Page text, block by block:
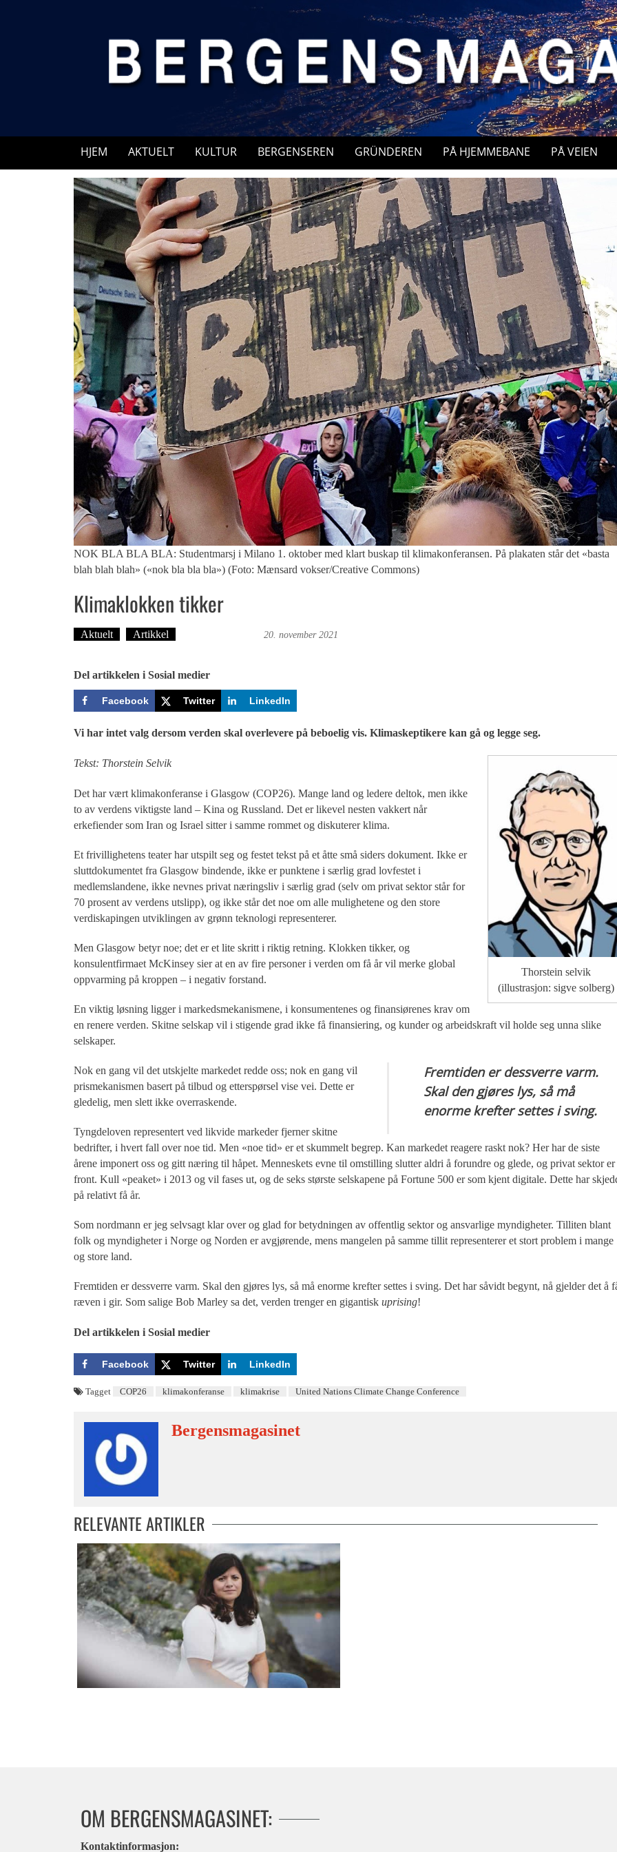
HJEM AKTUELT KULTUR BERGENSEREN GRÜNDEREN PÅ HJEMMEBANE PÅ VEIEN
NOK BLA BLA BLA: Studentmarsj i Milano 1. oktober med klart buskap til klimakonferansen. På plakaten står det «basta
blah blah blah» («nok bla bla bla») (Foto: Mænsard vokser/Creative Commons)
Klimaklokken tikker
Aktuelt Artikkel 20. november 2021
Del artikkelen i Sosial medier
Facebook Twitter LinkedIn
Vi har intet valg dersom verden skal overlevere på beboelig vis. Klimaskeptikere kan gå og legge seg.
Thorstein selvik
(illustrasjon: sigve solberg)
Tekst: Thorstein Selvik
Det har vært klimakonferanse i Glasgow (COP26). Mange land og ledere deltok, men ikke
to av verdens viktigste land – Kina og Russland. Det er likevel nesten vakkert når
erkefiender som Iran og Israel sitter i samme rommet og diskuterer klima.
Et frivillighetens teater har utspilt seg og festet tekst på et åtte små siders dokument. Ikke er
sluttdokumentet fra Glasgow bindende, ikke er punktene i særlig grad lovfestet i
medlemslandene, ikke nevnes privat næringsliv i særlig grad (selv om privat sektor står for
70 prosent av verdens utslipp), og ikke står det noe om alle mulighetene og den store
verdiskapingen utviklingen av grønn teknologi representerer.
Men Glasgow betyr noe; det er et lite skritt i riktig retning. Klokken tikker, og
konsulentfirmaet McKinsey sier at en av fire personer i verden om få år vil merke global
oppvarming på kroppen – i negativ forstand.
En viktig løsning ligger i markedsmekanismene, i konsumentenes og finansiørenes krav om
en renere verden. Skitne selskap vil i stigende grad ikke få finansiering, og kunder og arbeidskraft vil holde seg unna slike
selskaper.
Fremtiden er dessverre varm.
Skal den gjøres lys, så må
enorme krefter settes i sving.
Nok en gang vil det utskjelte markedet redde oss; nok en gang vil
prismekanismen basert på tilbud og etterspørsel vise vei. Dette er
gledelig, men slett ikke overraskende.
Tyngdeloven representert ved likvide markeder fjerner skitne
bedrifter, i hvert fall over noe tid. Men «noe tid» er et skummelt begrep. Kan markedet reagere raskt nok? Her har de siste
årene imponert oss og gitt næring til håpet. Menneskets evne til omstilling slutter aldri å forundre og glede, og privat sektor
front. Kull «peaket» i 2013 og vil fases ut, og de seks største selskapene på Fortune 500 er som kjent digitale. Dette har
på relativt få år.
Som nordmann er jeg selvsagt klar over og glad for betydningen av offentlig sektor og ansvarlige myndigheter. Tilliten blant
folk og myndigheter i Norge og Norden er avgjørende, mens mangelen på samme tillit representerer et stort problem i mange
og store land.
Fremtiden er dessverre varm. Skal den gjøres lys, så må enorme krefter settes i sving. Det har såvidt begynt, nå gjelder det å
ræven i gir. Som salige Bob Marley sa det, verden trenger en gigantisk uprising!
Del artikkelen i Sosial medier
Facebook Twitter LinkedIn
Tagget COP26 klimakonferanse klimakrise United Nations Climate Change Conference
Bergensmagasinet
RELEVANTE ARTIKLER
OM BERGENSMAGASINET:
Kontaktinformasjon: